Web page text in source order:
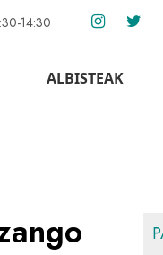
14:30
ALBISTEAK